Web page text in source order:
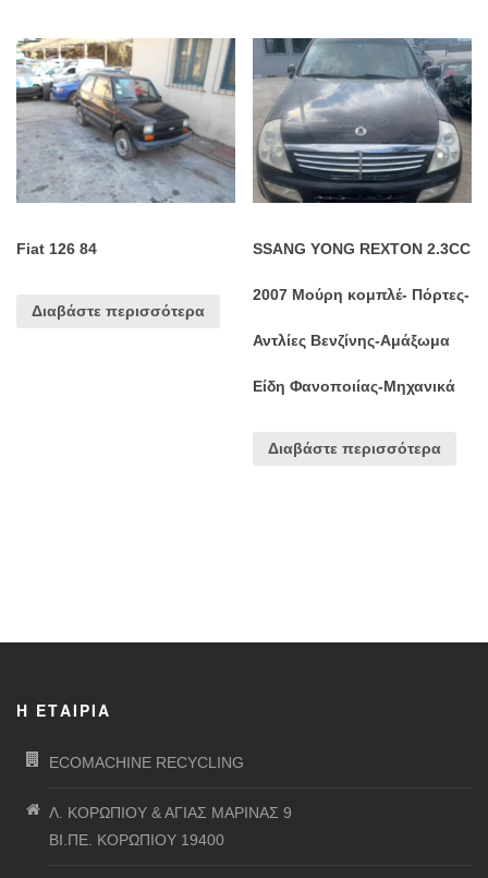
Fiat 126 84
Διαβάστε περισσότερα
SSANG YONG REXTON 2.3CC
2007 Μούρη κομπλέ- Πόρτες-
Αντλίες Βενζίνης-Αμάξωμα
Είδη Φανοποιίας-Μηχανικά
Διαβάστε περισσότερα
Η ΕΤΑΙΡΊΑ
ECOMACHINE RECYCLING
Λ. ΚΟΡΩΠΙΟΥ & ΑΓΙΑΣ ΜΑΡΙΝΑΣ 9
ΒΙ.ΠΕ. ΚΟΡΩΠΙΟΥ 19400